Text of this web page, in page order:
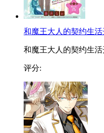
和魔王大人的契约生活
和魔王大人的契约生
评分: